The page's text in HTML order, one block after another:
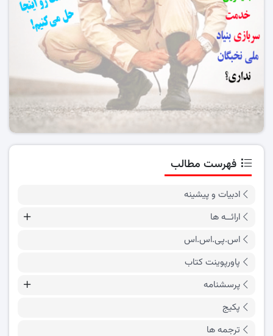
فهرست مطالب
ادبیات و پیشینه
ارائــه ها
اس.پی.اس.اس
پاورپوینت کتاب
پرسشنامه
پکیج
ترجمه ها